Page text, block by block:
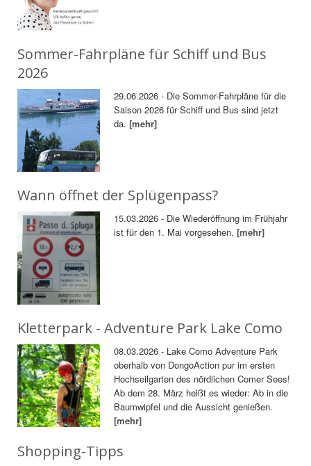
Sommer-Fahrpläne für Schiff und Bus
2026
29.06.2026 - Die Sommer-Fahrpläne für die
Saison 2026 für Schiff und Bus sind jetzt
da.[mehr]
Wann öffnet der Splügenpass?
15.03.2026 - Die Wiederöffnung im Frühjahr
ist für den 1. Mai vorgesehen.[mehr]
Kletterpark - Adventure Park Lake Como
08.03.2026 - Lake Como Adventure Park
oberhalb von DongoAction pur im ersten
Hochseilgarten des nördlichen Comer Sees!
Ab dem 28. März heißt es wieder: Ab in die
Baumwipfel und die Aussicht genießen.
[mehr]
Shopping-Tipps